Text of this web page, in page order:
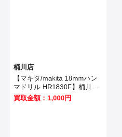
桶川店
【マキタ/makita 18mmハン
マドリル HR1830F】桶川市
のお客様から買取いたしまし
買取金額：1,000円